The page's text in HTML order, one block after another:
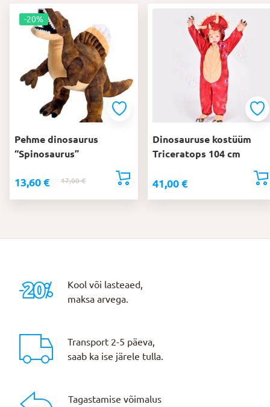
-20%
Pehme dinosaurus
“Spinosaurus”
17,00€Algne
13,60 €
Praegune
Dinosauruse kostüüm
Triceratops 104 cm
41,00 €
Kool või lasteaed,
maksa arvega.
Transport 2-5 päeva,
saab ka ise järele tulla.
Tagastamise võimalus